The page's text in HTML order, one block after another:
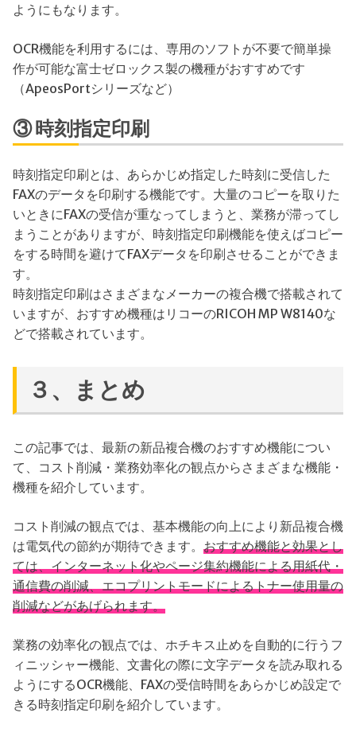
ようにもなります。
OCR機能を利用するには、専用のソフトが不要で簡単操
作が可能な富士ゼロックス製の機種がおすすめです
（ApeosPortシリーズなど）
③ 時刻指定印刷
時刻指定印刷とは、あらかじめ指定した時刻に受信した
FAXのデータを印刷する機能です。大量のコピーを取りた
いときにFAXの受信が重なってしまうと、業務が滞ってし
まうことがありますが、時刻指定印刷機能を使えばコピー
をする時間を避けてFAXデータを印刷させることができま
す。
時刻指定印刷はさまざまなメーカーの複合機で搭載されて
いますが、おすすめ機種はリコーのRICOH MP W8140な
どで搭載されています。
３、まとめ
この記事では、最新の新品複合機のおすすめ機能につい
て、コスト削減・業務効率化の観点からさまざまな機能・
機種を紹介しています。
コスト削減の観点では、基本機能の向上により新品複合機
は電気代の節約が期待できます。 おすすめ機能と効果とし
ては、インターネット化やページ集約機能による用紙代・
通信費の削減、エコプリントモードによるトナー使用量の
削減などがあげられます。
業務の効率化の観点では、ホチキス止めを自動的に行うフ
ィニッシャー機能、文書化の際に文字データを読み取れる
ようにするOCR機能、FAXの受信時間をあらかじめ設定で
きる時刻指定印刷を紹介しています。